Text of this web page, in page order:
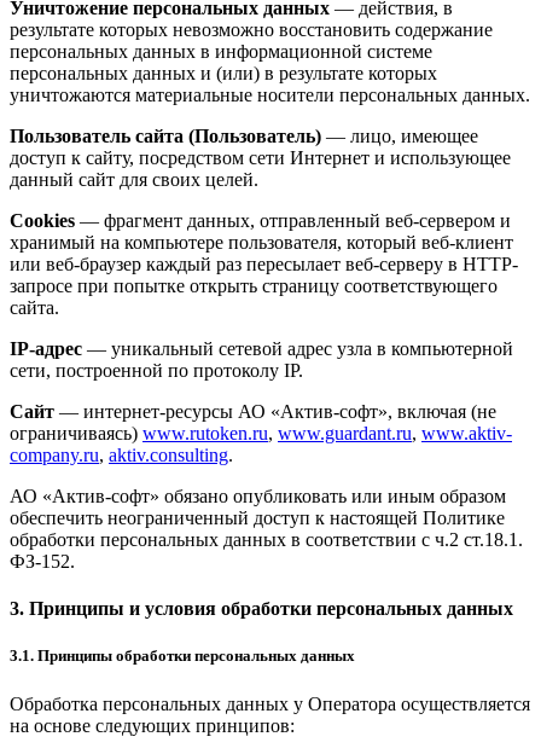
Уничтожение персональных данных — действия, в
результате которых невозможно восстановить содержание
персональных данных в информационной системе
персональных данных и (или) в результате которых
уничтожаются материальные носители персональных данных.
Пользователь сайта (Пользователь) — лицо, имеющее
доступ к сайту, посредством сети Интернет и использующее
данный сайт для своих целей.
Cookies — фрагмент данных, отправленный веб-сервером и
хранимый на компьютере пользователя, который веб-клиент
или веб-браузер каждый раз пересылает веб-серверу в HTTP-
запросе при попытке открыть страницу соответствующего
сайта.
IP-адрес — уникальный сетевой адрес узла в компьютерной
сети, построенной по протоколу IP.
Сайт — интернет-ресурсы АО «Актив-софт», включая (не
ограничиваясь) www.rutoken.ru, www.guardant.ru, www.aktiv-
company.ru, aktiv.consulting.
АО «Актив-софт» обязано опубликовать или иным образом
обеспечить неограниченный доступ к настоящей Политике
обработки персональных данных в соответствии с ч.2 ст.18.1.
ФЗ-152.
3. Принципы и условия обработки персональных данных
3.1. Принципы обработки персональных данных
Обработка персональных данных у Оператора осуществляется
на основе следующих принципов: